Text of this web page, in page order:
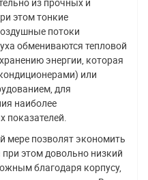
этом тонкие
потоки
обмениваются тепловой
энергии, которая
или
для
наиболее
показателей.
мере позволят экономить
этом довольно низкий
благодаря корпусу,